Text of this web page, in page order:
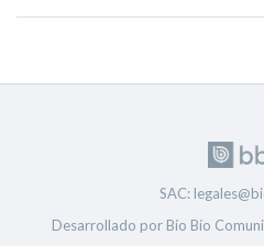
SAC:
Desarrollado por Bío Bío